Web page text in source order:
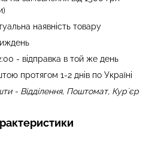
наявність товару
- відправка в той же день
протягом 1-2 днів по Україні
- Відділення, Поштомат, Курʼєр